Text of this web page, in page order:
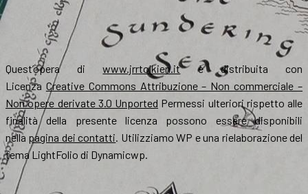
Quest’opera diwww.jrrtolkien.itè distribuita con
Licenza Creative Commons Attribuzione – Non commerciale –
Non opere derivate 3.0 Unported Permessi ulteriori rispetto alle
finalità della presente licenza possono essere disponibili
nella pagina dei contatti. Utilizziamo WP e una rielaborazione del
tema LightFolio di Dynamicwp.